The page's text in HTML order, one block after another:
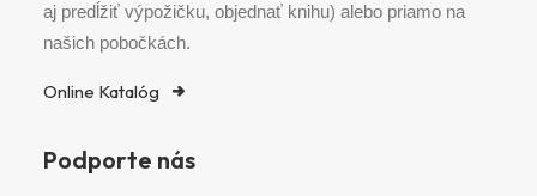
aj predĺžiť výpožičku, objednať knihu) alebo priamo na
našich pobočkách.
Online Katalóg
Podporte nás